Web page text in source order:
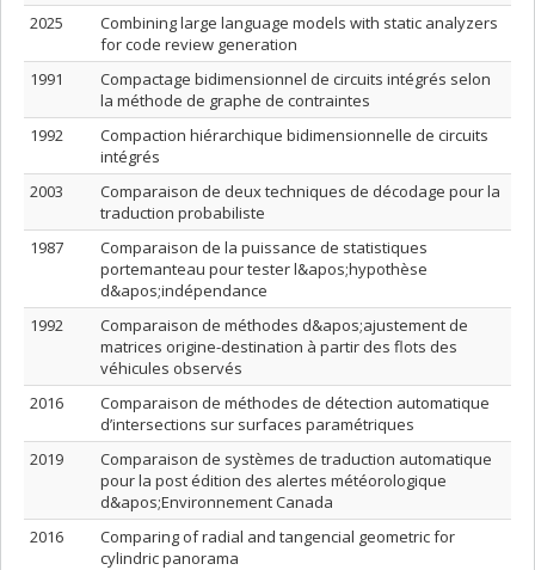
2025
Combining large language models with static analyzers
for code review generation
1991
Compactage bidimensionnel de circuits intégrés selon
la méthode de graphe de contraintes
1992
Compaction hiérarchique bidimensionnelle de circuits
intégrés
2003
Comparaison de deux techniques de décodage pour la
traduction probabiliste
1987
Comparaison de la puissance de statistiques
portemanteau pour tester l&apos;hypothèse
d&apos;indépendance
1992
Comparaison de méthodes d&apos;ajustement de
matrices origine-destination à partir des flots des
véhicules observés
2016
Comparaison de méthodes de détection automatique
d’intersections sur surfaces paramétriques
2019
Comparaison de systèmes de traduction automatique
pour la post édition des alertes météorologique
d&apos;Environnement Canada
2016
Comparing of radial and tangencial geometric for
cylindric panorama